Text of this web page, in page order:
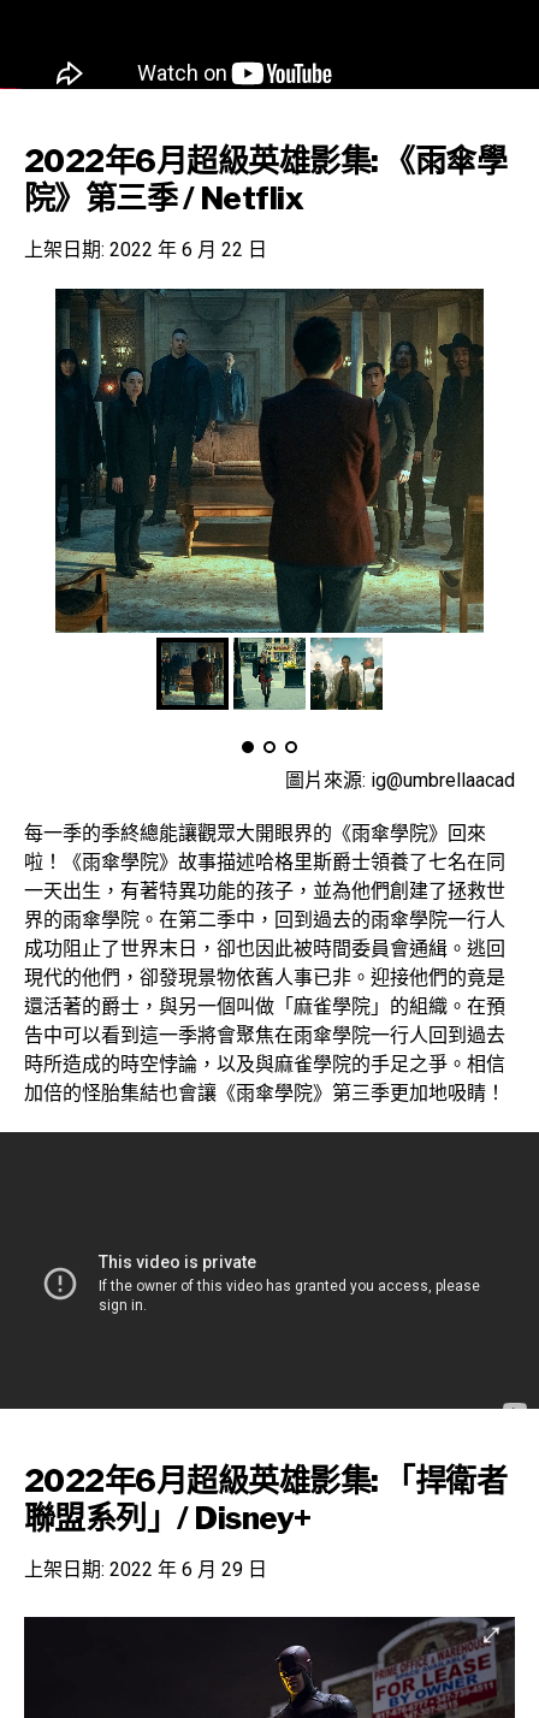
2022年6月超級英雄影集: 《雨傘學
院》第三季 / Netflix
上架日期: 2022 年 6 月 22 日
圖片來源: ig@umbrellaacad
每一季的季終總能讓觀眾大開眼界的《雨傘學院》回來
啦！《雨傘學院》故事描述哈格里斯爵士領養了七名在同
一天出生，有著特異功能的孩子，並為他們創建了拯救世
界的雨傘學院。在第二季中，回到過去的雨傘學院一行人
成功阻止了世界末日，卻也因此被時間委員會通緝。逃回
現代的他們，卻發現景物依舊人事已非。迎接他們的竟是
還活著的爵士，與另一個叫做「麻雀學院」的組織。在預
告中可以看到這一季將會聚焦在雨傘學院一行人回到過去
時所造成的時空悖論，以及與麻雀學院的手足之爭。相信
加倍的怪胎集結也會讓《雨傘學院》第三季更加地吸睛！
2022年6月超級英雄影集: 「捍衛者
聯盟系列」/ Disney+
上架日期: 2022 年 6 月 29 日